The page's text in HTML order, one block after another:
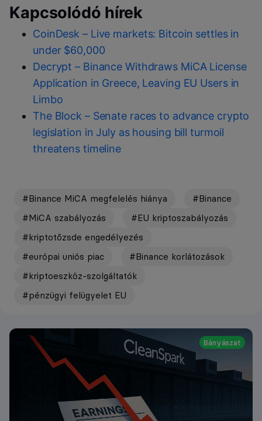
Kapcsolódó hírek
CoinDesk – Live markets: Bitcoin settles in
under $60,000
Decrypt – Binance Withdraws MiCA License
Application in Greece, Leaving EU Users in
Limbo
The Block – Senate races to advance crypto
legislation in July as housing bill turmoil
threatens timeline
#Binance MiCA megfelelés hiánya
#Binance
#MiCA szabályozás
#EU kriptoszabályozás
#kriptotőzsde engedélyezés
#európai uniós piac
#Binance korlátozások
#kriptoeszköz-szolgáltatók
#pénzügyi felügyelet EU
Bányászat